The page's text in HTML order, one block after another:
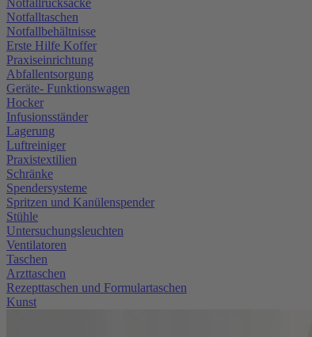
Notfallrucksäcke
Notfalltaschen
Notfallbehältnisse
Erste Hilfe Koffer
Praxiseinrichtung
Abfallentsorgung
Geräte- Funktionswagen
Hocker
Infusionsständer
Lagerung
Luftreiniger
Praxistextilien
Schränke
Spendersysteme
Spritzen und Kanülenspender
Stühle
Untersuchungsleuchten
Ventilatoren
Taschen
Arzttaschen
Rezepttaschen und Formulartaschen
Kunst